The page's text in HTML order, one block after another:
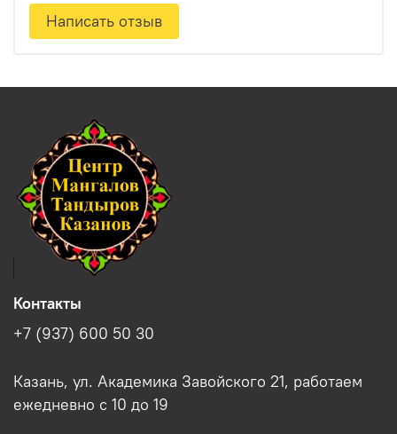
Написать отзыв
Контакты
+7 (937) 600 50 30
Казань, ул. Академика Завойского 21, работаем
ежедневно с 10 до 19